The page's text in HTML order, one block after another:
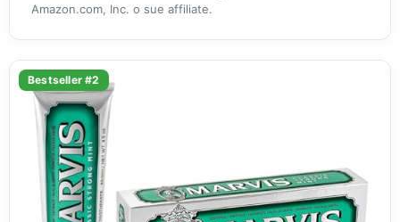
Amazon.com, Inc. o sue affiliate.
Bestseller #2